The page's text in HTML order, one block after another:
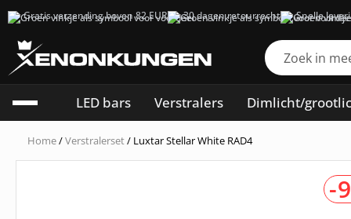
Gratis verzending boven 82 EUR 30 dagen retourrecht Snelle
LED bars Verstralers Dimlicht/
Home/Verstralerset/ Luxtar Stellar White RAD4
-